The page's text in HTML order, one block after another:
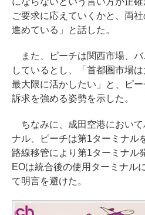
ご要求に応えていくかと、両
進めている」と話した。
また、ピーチは関西市場、
しているとし、「首都圏市場
最大限に活かしたい」と、ピ
訴求を強める姿勢を示した。
ちなみに、成田空港において
ナル、ピーチは第1ターミナル
路線移管により第1ターミナル
EOは統合後の使用ターミナル
て明言を避けた。